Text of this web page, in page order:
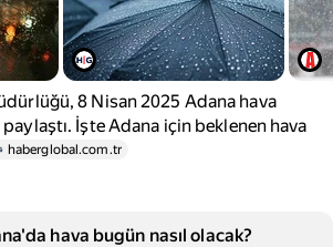
8 Nisan 2025 Adana hava
İşte Adana için beklenen hava
haberglobal.com.tr
hava bugün nasıl olacak?